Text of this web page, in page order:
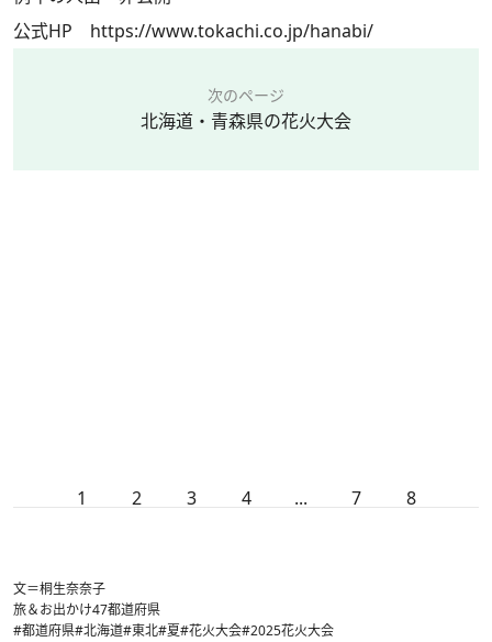
公式HP https://www.tokachi.co.jp/hanabi/
次のページ
北海道・青森県の花火大会
1 2 3 4 ... 7 8
文＝桐生奈奈子
旅＆お出かけ47都道府県
#都道府県#北海道#東北#夏#花火大会#2025花火大会